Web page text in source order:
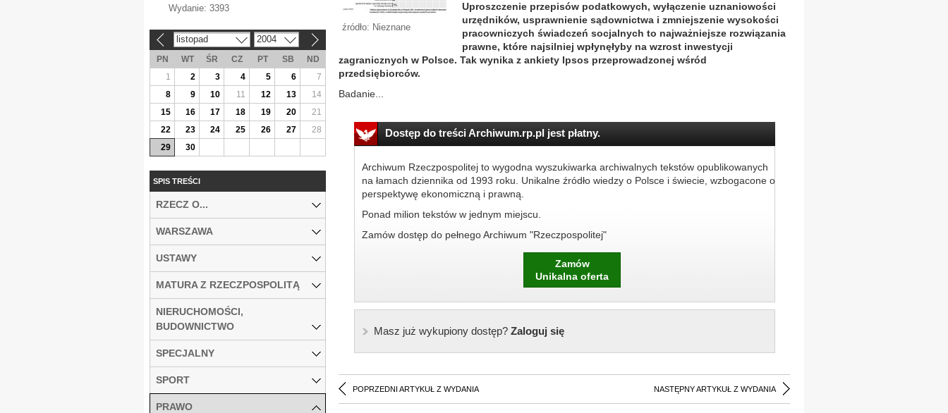
źródło: Nieznane
Uproszczenie przepisów podatkowych, wyłączenie uznaniowości
urzędników, usprawnienie sądownictwa i zmniejszenie wysokości
pracowniczych świadczeń socjalnych to najważniejsze rozwiązania
prawne, które najsilniej wpłynęłyby na wzrost inwestycji
zagranicznych w Polsce. Tak wynika z ankiety Ipsos przeprowadzonej wśród
przedsiębiorców.
Badanie...
Dostęp do treści Archiwum.rp.pl jest płatny.
Archiwum Rzeczpospolitej to wygodna wyszukiwarka archiwalnych tekstów opublikowanych
na łamach dziennika od 1993 roku. Unikalne źródło wiedzy o Polsce i świecie, wzbogacone o
perspektywę ekonomiczną i prawną.
Ponad milion tekstów w jednym miejscu.
Zamów dostęp do pełnego Archiwum "Rzeczpospolitej"
Zamów
Unikalna oferta
Masz już wykupiony dostęp?Zaloguj się
POPRZEDNI ARTYKUŁ Z WYDANIA NASTĘPNY ARTYKUŁ Z WYDANIA
Wydanie: 3393
listopad 2004
PN WT ŚR CZ PT SB
ND
1
2 3 4 5 6
7
8
9 10 11 12 13
14
15
16 17 18 19 20
21
22
23 24 25 26 27
28
29
30
SPIS TREŚCI
RZECZ O...
WARSZAWA
USTAWY
MATURA Z RZECZPOSPOLITĄ
NIERUCHOMOŚCI,
BUDOWNICTWO
SPECJALNY
SPORT
PRAWO